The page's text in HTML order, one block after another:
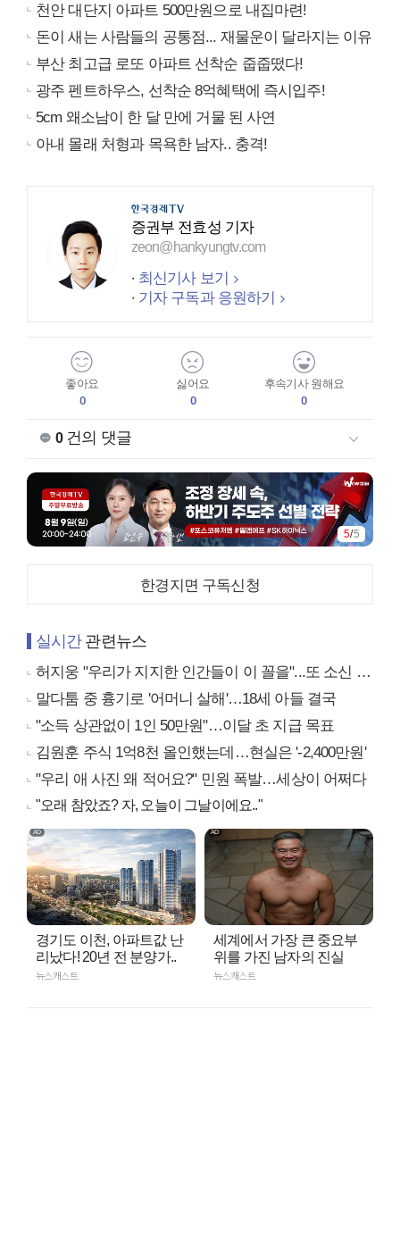
천안 대단지 아파트 500만원으로 내집마련!
돈이 새는 사람들의 공통점... 재물운이 달라지는 이유
부산 최고급 로또 아파트 선착순 줍줍떴다!
광주 펜트하우스, 선착순 8억혜택에 즉시입주!
5cm 왜소남이 한 달 만에 거물 된 사연
아내 몰래 처형과 목욕한 남자.. 충격!
증권부 전효성 기자
zeon@hankyungtv.com
최신기사 보기
기자 구독과 응원하기
좋아요
0
싫어요
0
후속기사 원해요
0
0건의 댓글
1/5
한경지면 구독신청
실시간관련뉴스
허지웅 "우리가 지지한 인간들이 이 꼴을"...또 소신 발언
말다툼 중 흉기로 '어머니 살해'…18세 아들 결국
"소득 상관없이 1인 50만원"…이달 초 지급 목표
김원훈 주식 1억8천 올인했는데…현실은 '-2,400만원'
"우리 애 사진 왜 적어요?" 민원 폭발…세상이 어쩌다
"오래 참았죠? 자, 오늘이 그날이에요.."
경기도 이천, 아파트값 난
리났다! 20년 전 분양가..
뉴스캐스트
세계에서 가장 큰 중요부
위를 가진 남자의 진실
뉴스캐스트